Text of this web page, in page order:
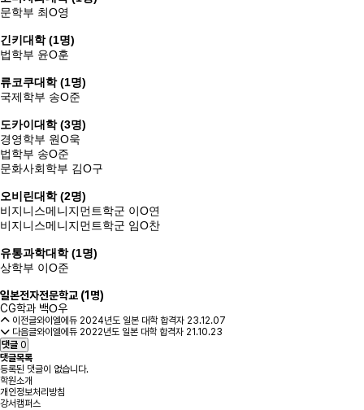
문학부 최O영
긴키대학 (1명)
법학부 윤O훈
류코쿠대학 (1명)
국제학부 송O준
도카이대학 (3명)
경영학부 원O욱
법학부 송O준
문화사회학부 김O구
오비린대학 (2명)
비지니스메니지먼트학군 이O연
비지니스메니지먼트학군 임O찬
유통과학대학 (1명)
상학부 이O준
일본전자전문학교 (1명)
CG학과 백O우
이전글와이엘에듀 2024년도 일본 대학 합격자 23.12.07
다음글와이엘에듀 2022년도 일본 대학 합격자 21.10.23
댓글 0
댓글목록
등록된 댓글이 없습니다.
학원소개
개인정보처리방침
강서캠퍼스